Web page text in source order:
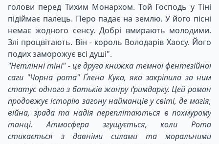
голови перед Тихим Монархом. Той Господь у Тіні
підіймає палець. Перо падає на землю. У його пісні
немає жодного сенсу. Добрі вмирають молодими.
Злі процвітають. Він - король Володарів Хаосу. Його
подих заморожує всі душі".
"Нетлінні тіні" - це друга книжка темної фентезійної
саги "Чорна рота" Ґлена Кука, яка закріпила за ним
статус одного з батьків жанру ґримдарку. Цей роман
продовжує історію загону найманців у світі, де магія,
війна, зрада та надія переплітаються в похмурому
танці. Атмосфера згущується, коли Рота
стикається з давніми силами та моральними